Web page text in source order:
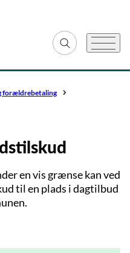
Fold søgefelt ud
Menu
forældrebetaling
en vis grænse kan ved
til en plads i dagtilbud